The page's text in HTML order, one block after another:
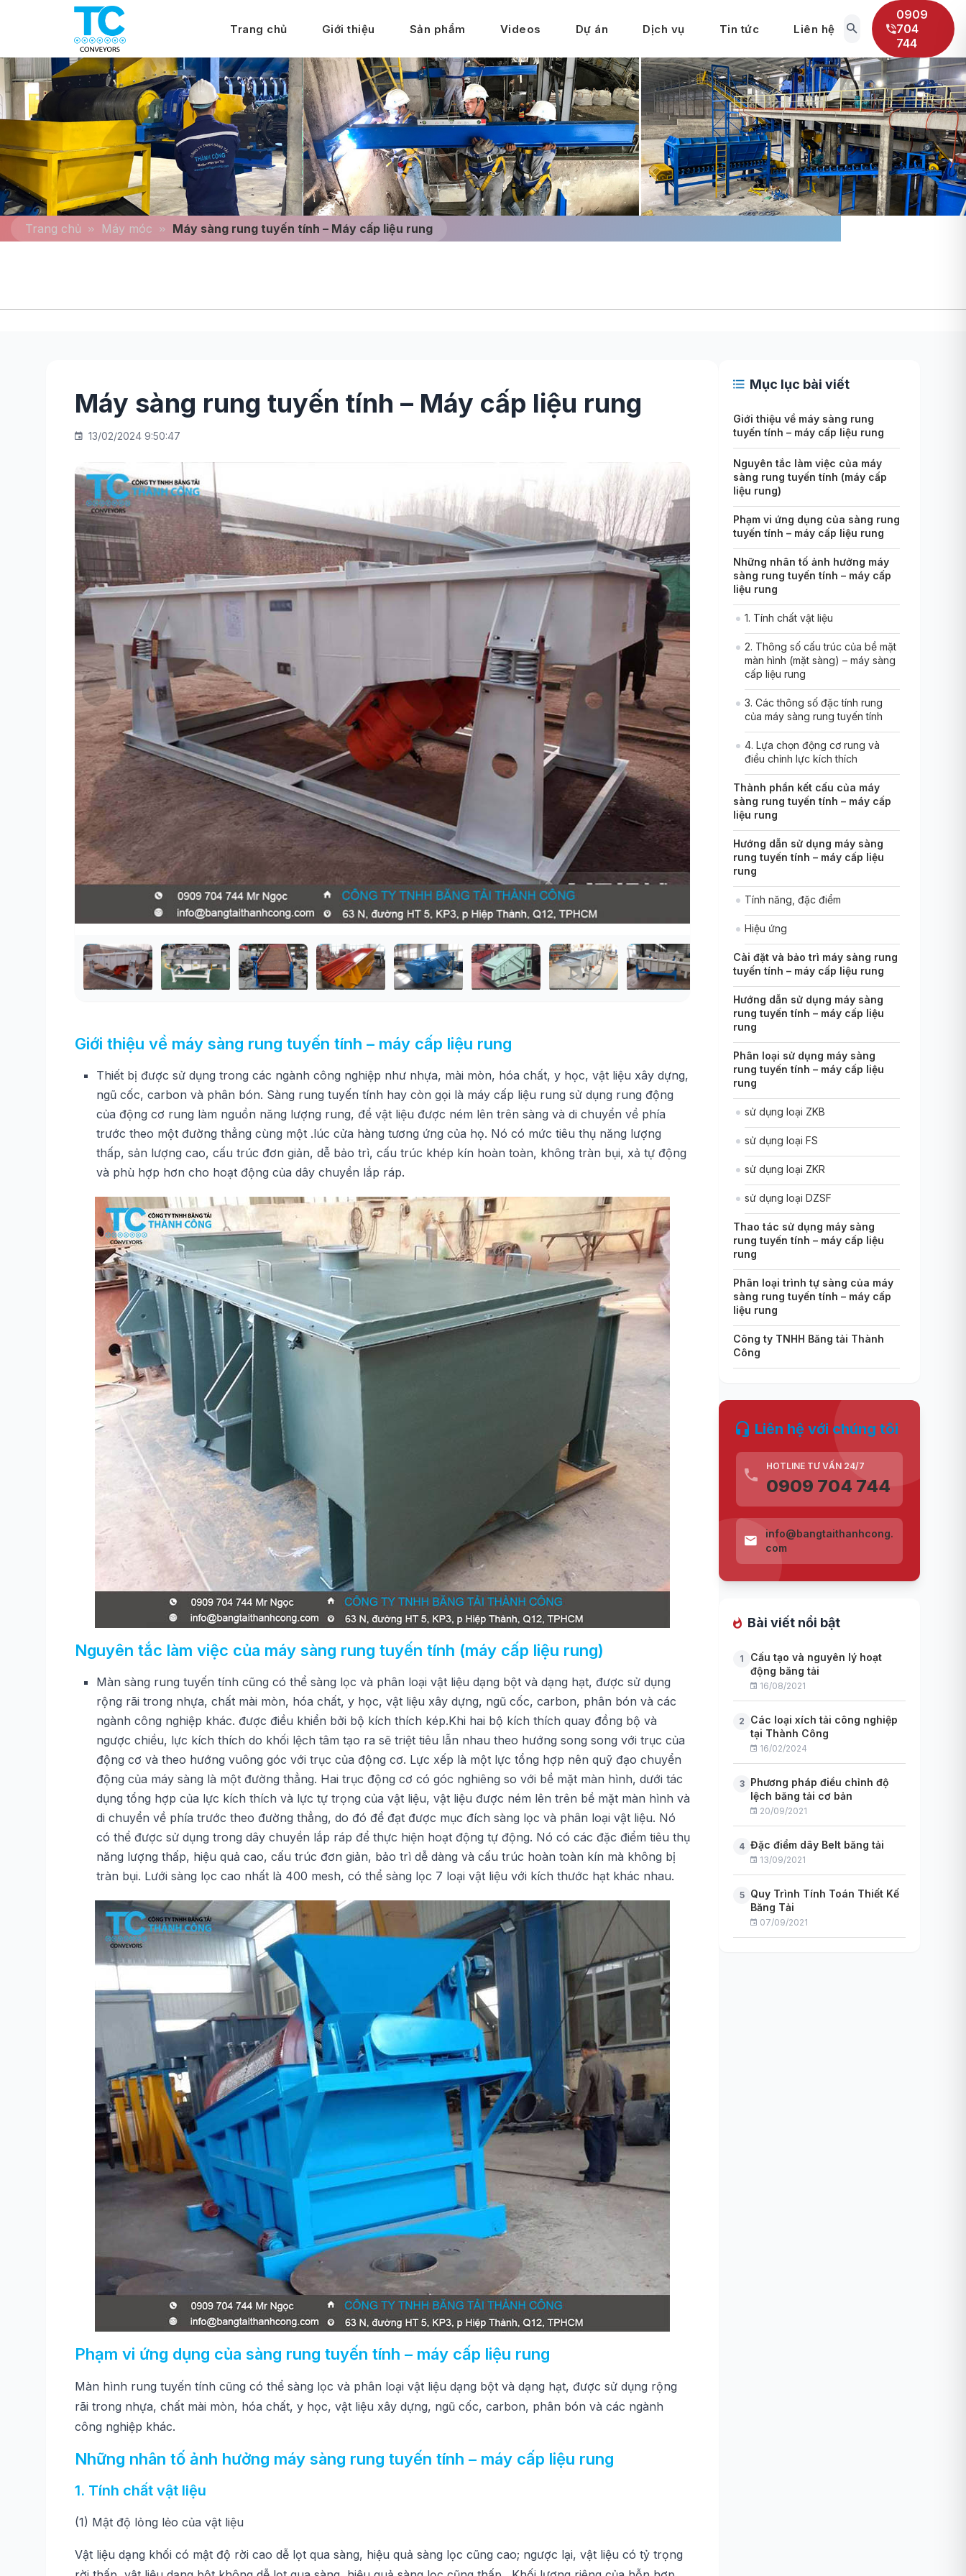
Trang chủ Giới thiệu Sản phẩm Videos Dự án Dịch vụ Tin tức Liên hệ
0909
704
744
Trang chủ Máy móc Máy sàng rung tuyến tính – Máy cấp liệu rung
Máy sàng rung tuyến tính – Máy cấp liệu rung
13/02/2024 9:50:47
Giới thiệu về máy sàng rung tuyến tính – máy cấp liệu rung
Thiết bị được sử dụng trong các ngành công nghiệp như nhựa, mài mòn, hóa chất, y học, vật liệu xây dựng,
ngũ cốc, carbon và phân bón. Sàng rung tuyến tính hay còn gọi là máy cấp liệu rung sử dụng rung động
của động cơ rung làm nguồn năng lượng rung, để vật liệu được ném lên trên sàng và di chuyển về phía
trước theo một đường thẳng cùng một .lúc cửa hàng tương ứng của họ. Nó có mức tiêu thụ năng lượng
thấp, sản lượng cao, cấu trúc đơn giản, dễ bảo trì, cấu trúc khép kín hoàn toàn, không tràn bụi, xả tự động
và phù hợp hơn cho hoạt động của dây chuyền lắp ráp.
Nguyên tắc làm việc của máy sàng rung tuyến tính (máy cấp liệu rung)
Màn sàng rung tuyến tính cũng có thể sàng lọc và phân loại vật liệu dạng bột và dạng hạt, được sử dụng
rộng rãi trong nhựa, chất mài mòn, hóa chất, y học, vật liệu xây dựng, ngũ cốc, carbon, phân bón và các
ngành công nghiệp khác. được điều khiển bởi bộ kích thích kép.Khi hai bộ kích thích quay đồng bộ và
ngược chiều, lực kích thích do khối lệch tâm tạo ra sẽ triệt tiêu lẫn nhau theo hướng song song với trục của
động cơ và theo hướng vuông góc với trục của động cơ. Lực xếp là một lực tổng hợp nên quỹ đạo chuyển
động của máy sàng là một đường thẳng. Hai trục động cơ có góc nghiêng so với bề mặt màn hình, dưới tác
dụng tổng hợp của lực kích thích và lực tự trọng của vật liệu, vật liệu được ném lên trên bề mặt màn hình và
di chuyển về phía trước theo đường thẳng, do đó để đạt được mục đích sàng lọc và phân loại vật liệu. Nó
có thể được sử dụng trong dây chuyền lắp ráp để thực hiện hoạt động tự động. Nó có các đặc điểm tiêu thụ
năng lượng thấp, hiệu quả cao, cấu trúc đơn giản, bảo trì dễ dàng và cấu trúc hoàn toàn kín mà không bị
tràn bụi. Lưới sàng lọc cao nhất là 400 mesh, có thể sàng lọc 7 loại vật liệu với kích thước hạt khác nhau.
Phạm vi ứng dụng của sàng rung tuyến tính – máy cấp liệu rung
Màn hình rung tuyến tính cũng có thể sàng lọc và phân loại vật liệu dạng bột và dạng hạt, được sử dụng rộng
rãi trong nhựa, chất mài mòn, hóa chất, y học, vật liệu xây dựng, ngũ cốc, carbon, phân bón và các ngành
công nghiệp khác.
Những nhân tố ảnh hưởng máy sàng rung tuyến tính – máy cấp liệu rung
1. Tính chất vật liệu
(1) Mật độ lỏng lẻo của vật liệu
Vật liệu dạng khối có mật độ rời cao dễ lọt qua sàng, hiệu quả sàng lọc cũng cao; ngược lại, vật liệu có tỷ trọng
Mục lục bài viết
Giới thiệu về máy sàng rung
tuyến tính – máy cấp liệu rung
Nguyên tắc làm việc của máy
sàng rung tuyến tính (máy cấp
liệu rung)
Phạm vi ứng dụng của sàng rung
tuyến tính – máy cấp liệu rung
Những nhân tố ảnh hưởng máy
sàng rung tuyến tính – máy cấp
liệu rung
1. Tính chất vật liệu
2. Thông số cấu trúc của bề mặt
màn hình (mặt sàng) – máy sàng
cấp liệu rung
3. Các thông số đặc tính rung
của máy sàng rung tuyến tính
4. Lựa chọn động cơ rung và
điều chỉnh lực kích thích
Thành phần kết cấu của máy
sàng rung tuyến tính – máy cấp
liệu rung
Hướng dẫn sử dụng máy sàng
rung tuyến tính – máy cấp liệu
rung
Tính năng, đặc điểm
Hiệu ứng
Cài đặt và bảo trì máy sàng rung
tuyến tính – máy cấp liệu rung
Hướng dẫn sử dụng máy sàng
rung tuyến tính – máy cấp liệu
rung
Phân loại sử dụng máy sàng
rung tuyến tính – máy cấp liệu
rung
sử dụng loại ZKB
sử dụng loại FS
sử dụng loại ZKR
sử dụng loại DZSF
Thao tác sử dụng máy sàng
rung tuyến tính – máy cấp liệu
rung
Phân loại trình tự sàng của máy
sàng rung tuyến tính – máy cấp
liệu rung
Công ty TNHH Băng tải Thành
Công
Liên hệ với chúng tôi
HOTLINE TƯ VẤN 24/7
0909 704 744
info@bangtaithanhcong.
com
Bài viết nổi bật
1
Cấu tạo và nguyên lý hoạt
động băng tải
16/08/2021
2
Các loại xích tải công nghiệp
tại Thành Công
16/02/2024
3
Phương pháp điều chỉnh độ
lệch băng tải cơ bản
20/09/2021
4 Đặc điểm dây Belt băng tải
13/09/2021
5
Quy Trình Tính Toán Thiết Kế
Băng Tải
07/09/2021